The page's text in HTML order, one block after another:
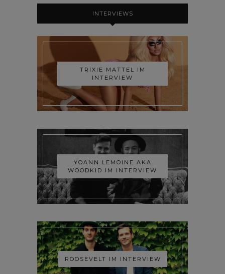
INTERVIEWS
TRIXIE MATTEL IM
INTERVIEW
YOANN LEMOINE AKA
WOODKID IM INTERVIEW
ROOSEVELT IM INTERVIEW